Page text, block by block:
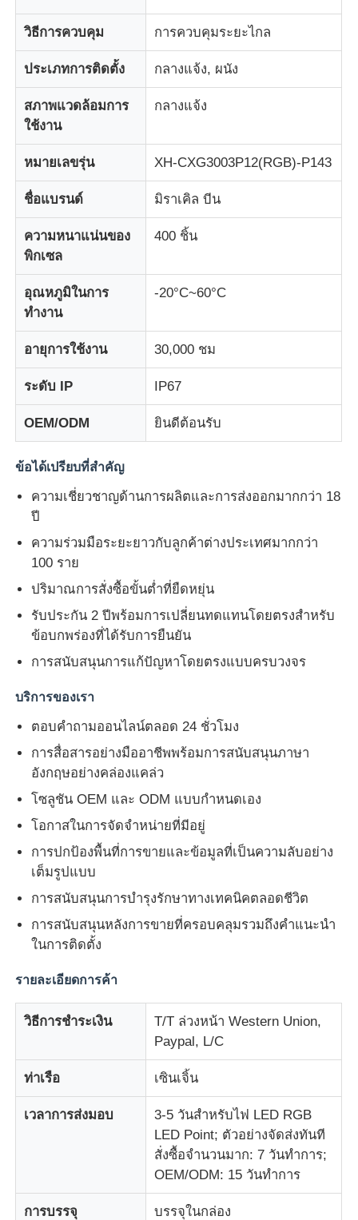
จอแสดงผล LED Mesh
หน้าจอฟิล์มโปร่งใส LED
จอแสดงผล LED โปร่งใส
จอ LED บินได้
หน้าจอนำโฮโลแกรม
หน้าจอกระจังหน้า LED
หน้าจอแสดงผลโปร่งใส
วิธีการควบคุม การควบคุมระยะไกล
ประเภทการติดตั้ง กลางแจ้ง, ผนัง
สภาพแวดล้อมการ
ใช้งาน
กลางแจ้ง
หมายเลขรุ่น XH-CXG3003P12(RGB)-P143
ชื่อแบรนด์ มิราเคิล บีน
ความหนาแน่นของ
พิกเซล
400 ชิ้น
อุณหภูมิในการ
ทำงาน
-20°C~60°C
อายุการใช้งาน 30,000 ชม
ระดับ IP IP67
OEM/ODM ยินดีต้อนรับ
ข้อได้เปรียบที่สำคัญ
ความเชี่ยวชาญด้านการผลิตและการส่งออกมากกว่า 18
ปี
ความร่วมมือระยะยาวกับลูกค้าต่างประเทศมากกว่า
100 ราย
ปริมาณการสั่งซื้อขั้นต่ำที่ยืดหยุ่น
รับประกัน 2 ปีพร้อมการเปลี่ยนทดแทนโดยตรงสำหรับ
ข้อบกพร่องที่ได้รับการยืนยัน
การสนับสนุนการแก้ปัญหาโดยตรงแบบครบวงจร
บริการของเรา
ตอบคำถามออนไลน์ตลอด 24 ชั่วโมง
การสื่อสารอย่างมืออาชีพพร้อมการสนับสนุนภาษา
อังกฤษอย่างคล่องแคล่ว
โซลูชัน OEM และ ODM แบบกำหนดเอง
โอกาสในการจัดจำหน่ายที่มีอยู่
การปกป้องพื้นที่การขายและข้อมูลที่เป็นความลับอย่าง
เต็มรูปแบบ
การสนับสนุนการบำรุงรักษาทางเทคนิคตลอดชีวิต
การสนับสนุนหลังการขายที่ครอบคลุมรวมถึงคำแนะนำ
ในการติดตั้ง
รายละเอียดการค้า
วิธีการชำระเงิน
T/T ล่วงหน้า Western Union,
Paypal, L/C
ท่าเรือ เซินเจิ้น
เวลาการส่งมอบ
3-5 วันสำหรับไฟ LED RGB
LED Point; ตัวอย่างจัดส่งทันที
สั่งซื้อจำนวนมาก: 7 วันทำการ;
OEM/ODM: 15 วันทำการ
การบรรจุ บรรจุในกล่อง